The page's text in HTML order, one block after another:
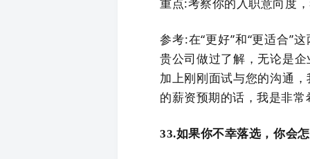
参考:在“更好”和“更适合”
贵公司做过了解，无论是
加上刚刚面试与您的沟通
的薪资预期的话，我是非
33.如果你不幸落选，你会